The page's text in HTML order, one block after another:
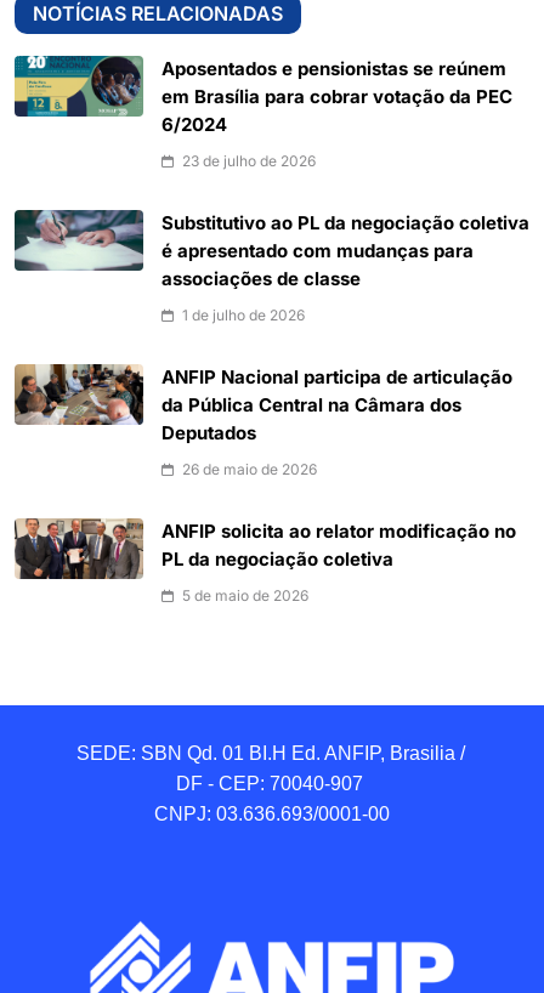
NOTÍCIAS RELACIONADAS
Aposentados e pensionistas se reúnem
em Brasília para cobrar votação da PEC
6/2024
23 de julho de 2026
Substitutivo ao PL da negociação coletiva
é apresentado com mudanças para
associações de classe
1 de julho de 2026
ANFIP Nacional participa de articulação
da Pública Central na Câmara dos
Deputados
26 de maio de 2026
ANFIP solicita ao relator modificação no
PL da negociação coletiva
5 de maio de 2026
SEDE: SBN Qd. 01 BI.H Ed. ANFIP, Brasilia /
DF - CEP: 70040-907
CNPJ: 03.636.693/0001-00